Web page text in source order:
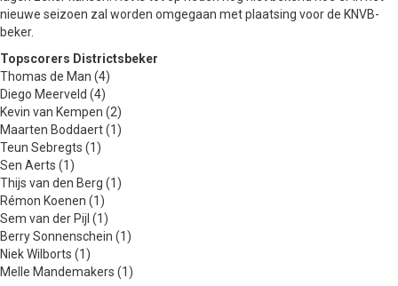
nieuwe seizoen zal worden omgegaan met plaatsing voor de KNVB-
beker.
Topscorers Districtsbeker
Thomas de Man (4)
Diego Meerveld (4)
Kevin van Kempen (2)
Maarten Boddaert (1)
Teun Sebregts (1)
Sen Aerts (1)
Thijs van den Berg (1)
Rémon Koenen (1)
Sem van der Pijl (1)
Berry Sonnenschein (1)
Niek Wilborts (1)
Melle Mandemakers (1)